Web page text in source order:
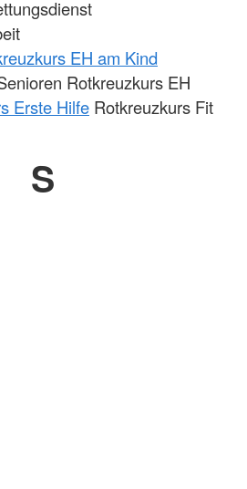
EH am Kind
Rotkreuzkurs EH
Erste Hilfe Rotkreuzkurs Fit
S